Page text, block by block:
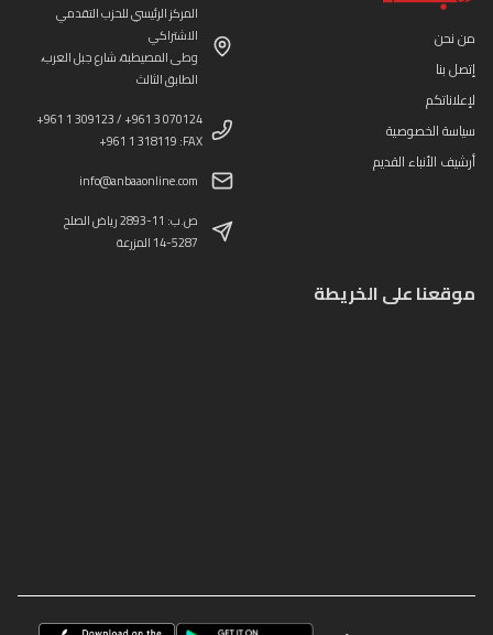
من نحن
إتصل بنا
لإعلاناتكم
سياسة الخصوصية
أرشيف الأنباء القديم
المركز الرئيسي للحزب التقدمي
الاشتراكي
وطى المصيطبة، شارع جبل العرب،
الطابق الثالث
+961 1 309123 / +961 3 070124
+961 1 318119 :FAX
info@anbaaonline.com
ص.ب: 11-2893 رياض الصلح
14-5287 المزرعة
موقعنا على الخريطة